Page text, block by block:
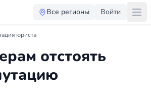
Все регионы Войти
юриста
отстоять